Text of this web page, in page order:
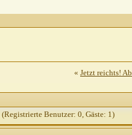
« Jetzt reichts!
(Registrierte Benutzer: 0, Gäste: 1)